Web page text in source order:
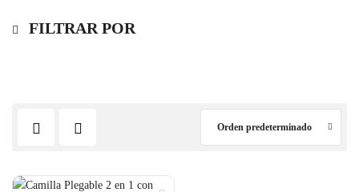
FILTRAR POR
Orden predeterminado